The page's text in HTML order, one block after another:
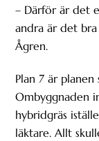
– Därför är det
andra är det bra
Ågren.
Plan 7 är
Ombyggnaden
hybridgräs
läktare. Allt